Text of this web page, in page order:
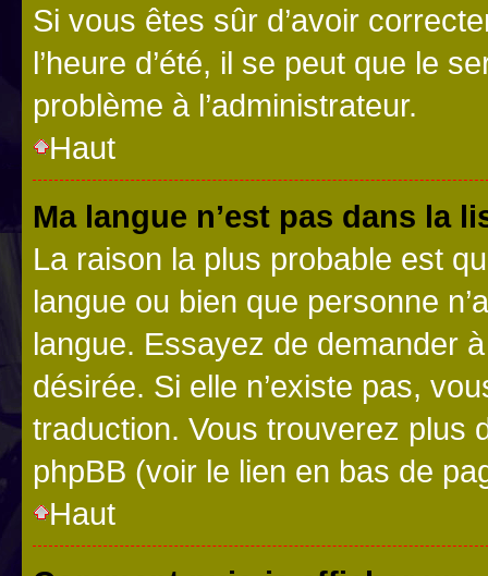
Si vous êtes sûr d’avoir
l’heure d’été, il se peut que le
problème à l’administrateur.
Haut
Ma langue n’est pas dans la
La raison la plus probable est
langue ou bien que personne
langue. Essayez de demander
désirée. Si elle n’existe pas,
traduction. Vous trouverez plus
phpBB (voir le lien en bas de
Haut